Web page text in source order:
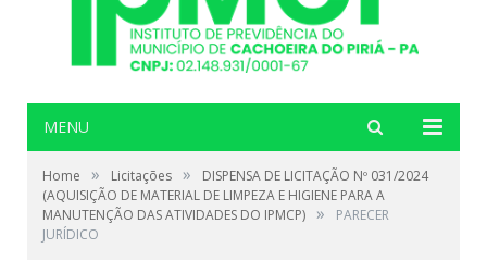
MENU
Home » Licitações »
DISPENSA DE LICITAÇÃO Nº 031/2024
(AQUISIÇÃO DE MATERIAL DE LIMPEZA E HIGIENE PARA A
MANUTENÇÃO DAS ATIVIDADES DO IPMCP) »
PARECER
JURÍDICO